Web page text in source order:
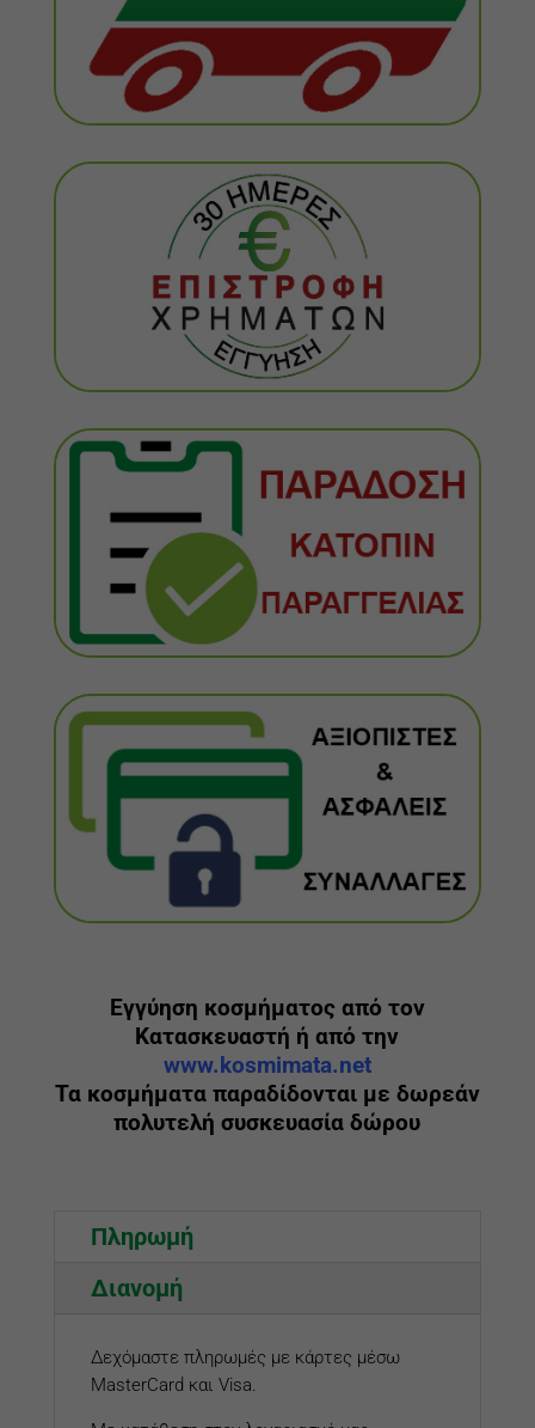
Εγγύηση κοσμήματος από τον
Κατασκευαστή ή από την
www.kosmimata.net
Τα κοσμήματα παραδίδονται με δωρεάν
πολυτελή συσκευασία δώρου
Πληρωμή
Διανομή
Δεχόμαστε πληρωμές με κάρτες μέσω
MasterCard και Visa.